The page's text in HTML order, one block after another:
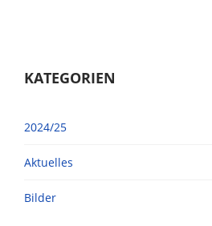
KATEGORIEN
2024/25
Aktuelles
Bilder